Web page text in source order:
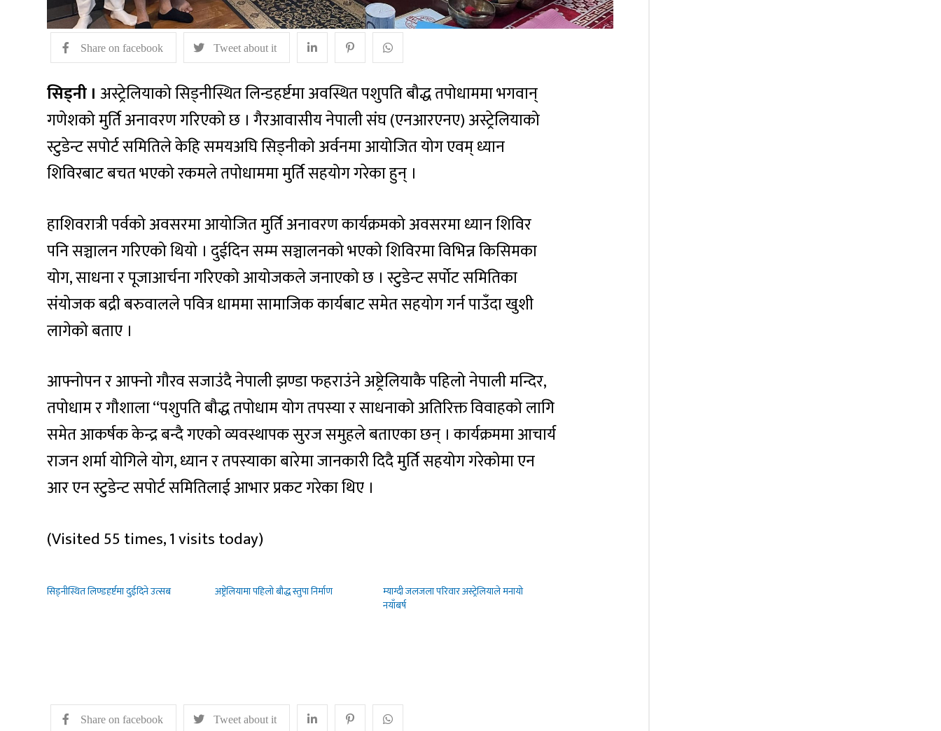
Share on facebook Tweet about it
सिड्नी । अस्ट्रेलियाको सिड्नीस्थित लिन्डहर्ष्टमा अवस्थित पशुपति बौद्ध तपोधाममा भगवान्
गणेशको मुर्ति अनावरण गरिएको छ । गैरआवासीय नेपाली संघ (एनआरएनए) अस्ट्रेलियाको
स्टुडेन्ट सपोर्ट समितिले केहि समयअघि सिड्नीको अर्वनमा आयोजित योग एवम् ध्यान
शिविरबाट बचत भएको रकमले तपोधाममा मुर्ति सहयोग गरेका हुन् ।
हाशिवरात्री पर्वको अवसरमा आयोजित मुर्ति अनावरण कार्यक्रमको अवसरमा ध्यान शिविर
पनि सञ्चालन गरिएको थियो । दुईदिन सम्म सञ्चालनको भएको शिविरमा विभिन्न किसिमका
योग, साधना र पूजाआर्चना गरिएको आयोजकले जनाएको छ । स्टुडेन्ट सर्पोट समितिका
संयोजक बद्री बरुवालले पवित्र धाममा सामाजिक कार्यबाट समेत सहयोग गर्न पाउँदा खुशी
लागेको बताए ।
आफ्नोपन र आफ्नो गौरव सजाउंदै नेपाली झण्डा फहराउंने अष्ट्रेलियाकै पहिलो नेपाली मन्दिर,
तपोधाम र गौशाला “पशुपति बौद्ध तपोधाम योग तपस्या र साधनाको अतिरिक्त विवाहको लागि
समेत आकर्षक केन्द्र बन्दै गएको व्यवस्थापक सुरज समुहले बताएका छन् । कार्यक्रममा आचार्य
राजन शर्मा योगिले योग, ध्यान र तपस्याका बारेमा जानकारी दिदै मुर्ति सहयोग गरेकोमा एन
आर एन स्टुडेन्ट सपोर्ट समितिलाई आभार प्रकट गरेका थिए ।
(Visited 55 times, 1 visits today)
सिड्नीस्थित लिण्डहर्ष्टमा दुईदिने उत्सब अष्ट्रेलियामा पहिलो बौद्ध स्तुपा निर्माण
म्याग्दी जलजला परिवार अस्ट्रेलियाले मनायो
नयाँबर्ष
Share on facebook Tweet about it